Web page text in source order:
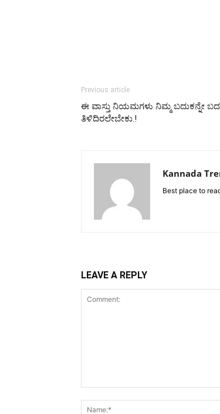
Previous article
ಈ ವಾಸ್ತು ನಿಯಮಗಳು ನಿಮ್ಮ ಬದುಕನ್ನೇ
ತಿಳಿದಿರಲೇಬೇಕು.!
Kannada
Best place to
LEAVE A REPLY